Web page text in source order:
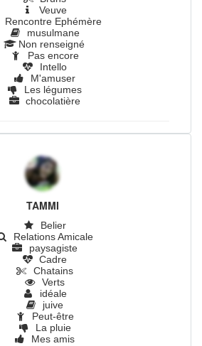
Veuve
Rencontre Ephémère
musulmane
Non renseigné
Pas encore
Intello
M'amuser
Les légumes
chocolatière
TAMMI
Belier
Relations Amicale
paysagiste
Cadre
Chatains
Verts
idéale
juive
Peut-être
La pluie
Mes amis